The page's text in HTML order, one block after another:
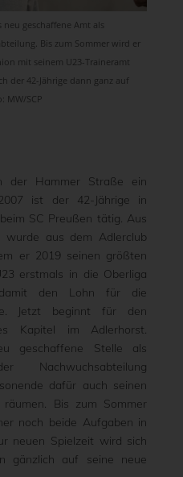
geschaffene Amt als
Bis zum Sommer wird er
mit seinem U23-Traineramt
der 42-Jährige dann ganz auf
MW/SCP
der Hammer Straße ein
ist der 42-Jährige in
SC Preußen tätig. Aus
wurde aus dem Adlerclub
er 2019 seinen größten
erstmals in die Oberliga
den Lohn für die
Jetzt beginnt für den
Kapitel im Adlerhorst.
geschaffene Stelle als
Nachwuchsabteilung
dafür auch seinen
Bis zum Sommer
noch beide Aufgaben in
neuen Spielzeit wird sich
gänzlich auf seine neue